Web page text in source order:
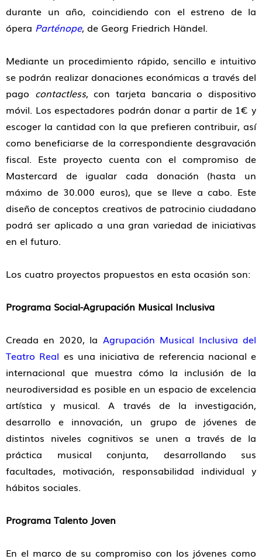
durante un año, coincidiendo con el estreno de la
ópera Parténope, de Georg Friedrich Händel.
Mediante un procedimiento rápido, sencillo e intuitivo
se podrán realizar donaciones económicas a través del
pago contactless, con tarjeta bancaria o dispositivo
móvil. Los espectadores podrán donar a partir de 1€ y
escoger la cantidad con la que prefieren contribuir, así
como beneficiarse de la correspondiente desgravación
fiscal. Este proyecto cuenta con el compromiso de
Mastercard de igualar cada donación (hasta un
máximo de 30.000 euros), que se lleve a cabo. Este
diseño de conceptos creativos de patrocinio ciudadano
podrá ser aplicado a una gran variedad de iniciativas
en el futuro.
Los cuatro proyectos propuestos en esta ocasión son:
Programa Social-Agrupación Musical Inclusiva
Creada en 2020, la Agrupación Musical Inclusiva del
Teatro Real es una iniciativa de referencia nacional e
internacional que muestra cómo la inclusión de la
neurodiversidad es posible en un espacio de excelencia
artística y musical. A través de la investigación,
desarrollo e innovación, un grupo de jóvenes de
distintos niveles cognitivos se unen a través de la
práctica musical conjunta, desarrollando sus
facultades, motivación, responsabilidad individual y
hábitos sociales.
Programa Talento Joven
En el marco de su compromiso con los jóvenes como